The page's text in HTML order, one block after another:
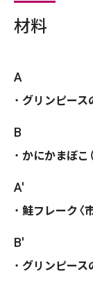
材料
A
グリンピース
B
かにかまぼこ
A'
鮭フレーク〈
B'
グリンピース